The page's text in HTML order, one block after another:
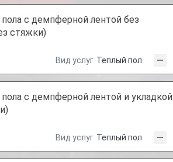
с демпферной лентой без
стяжки)
Вид услуг Теплый пол
с демпферной лентой и укладкой
Вид услуг Теплый пол